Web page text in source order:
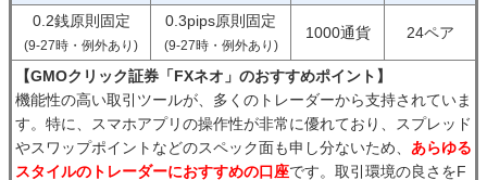
0.2銭原則固定
(9-27時・例外あり)
0.3pips原則固定
(9-27時・例外あり)
1000通貨 24ペア
【GMOクリック証券「FXネオ」のおすすめポイント】
機能性の高い取引ツールが、多くのトレーダーから支持されていま
す。特に、スマホアプリの操作性が非常に優れており、スプレッド
やスワップポイントなどのスペック面も申し分ないため、 あらゆる
スタイルのトレーダーにおすすめの口座です。取引環境の良さをF